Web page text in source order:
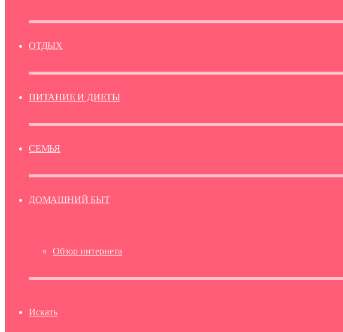
ОТДЫХ
ПИТАНИЕ И ДИЕТЫ
СЕМЬЯ
ДОМАШНИЙ БЫТ
Обзор интернета
Искать